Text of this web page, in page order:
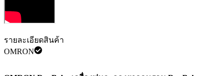
รายละเอียดสินค้า
OMRON